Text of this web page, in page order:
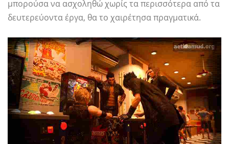
μπορούσα να ασχοληθώ χωρίς τα περισσότερα από τα
δευτερεύοντα έργα, θα το χαιρέτησα πραγματικά.